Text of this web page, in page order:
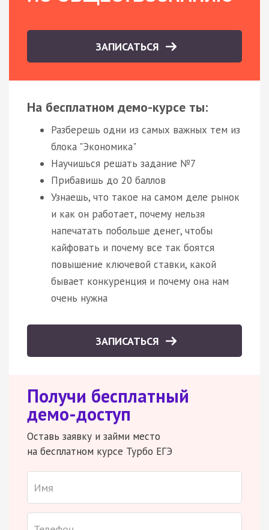
ЗАПИСАТЬСЯ
На бесплатном демо-курсе ты:
Разберешь одни из самых важных тем из
блока "Экономика"
Научишься решать задание №7
Прибавишь до 20 баллов
Узнаешь, что такое на самом деле рынок
и как он работает, почему нельзя
напечатать побольше денег, чтобы
кайфовать и почему все так боятся
повышение ключевой ставки, какой
бывает конкуренция и почему она нам
очень нужна
ЗАПИСАТЬСЯ
Получи бесплатный
демо-доступ
Оставь заявку и займи место
на бесплатном курсе Турбо ЕГЭ